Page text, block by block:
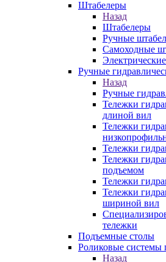
Штабелеры
Назад
Штабелеры
Ручные
Самоходные
Ручные
Назад
Ручные
Тележки
длиной вил
Тележки
Тележки
Тележки
подъемом
Тележки
Тележки
шириной вил
тележки
Подъемные столы
Роликовые системы
Назад